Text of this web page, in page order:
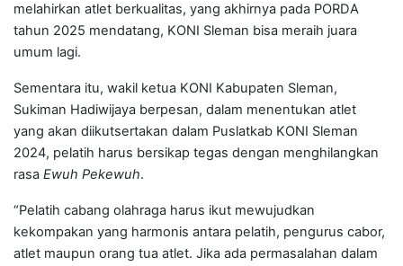
melahirkan atlet berkualitas, yang akhirnya pada PORDA
tahun 2025 mendatang, KONI Sleman bisa meraih juara
umum lagi.
Sementara itu, wakil ketua KONI Kabupaten Sleman,
Sukiman Hadiwijaya berpesan, dalam menentukan atlet
yang akan diikutsertakan dalam Puslatkab KONI Sleman
2024, pelatih harus bersikap tegas dengan menghilangkan
rasa Ewuh Pekewuh.
“Pelatih cabang olahraga harus ikut mewujudkan
kekompakan yang harmonis antara pelatih, pengurus cabor,
atlet maupun orang tua atlet. Jika ada permasalahan dalam